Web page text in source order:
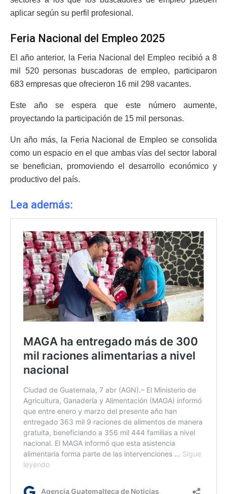
aplicar según su perfil profesional.
Feria Nacional del Empleo 2025
El año anterior, la Feria Nacional del Empleo recibió a 8
mil 520 personas buscadoras de empleo, participaron
683 empresas que ofrecieron 16 mil 298 vacantes.
Este año se espera que este número aumente,
proyectando la participación de 15 mil personas.
Un año más, la Feria Nacional de Empleo se consolida
como un espacio en el que ambas vías del sector laboral
se benefician, promoviendo el desarrollo económico y
productivo del país.
Lea además: